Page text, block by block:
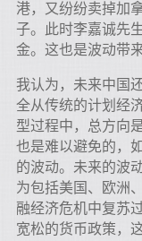
港，又纷纷卖掉加
子。此时李嘉诚先
金。这也是波动带
我认为，未来中国
全从传统的计划经
型过程中，总方向
也是难以避免的，
的波动。未来的波
为包括美国、欧洲
融经济危机中复苏
宽松的货币政策，